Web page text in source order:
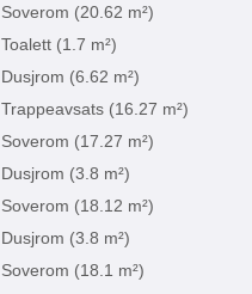
Soverom (20.62 m²)
Toalett (1.7 m²)
Dusjrom (6.62 m²)
Trappeavsats (16.27 m²)
Soverom (17.27 m²)
Dusjrom (3.8 m²)
Soverom (18.12 m²)
Dusjrom (3.8 m²)
Soverom (18.1 m²)